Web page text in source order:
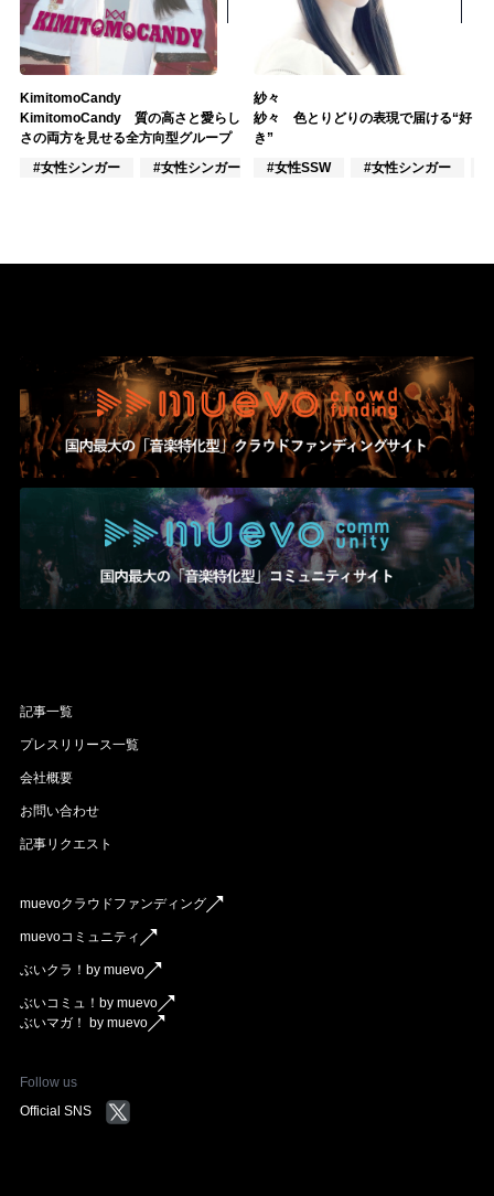
KimitomoCandy
KimitomoCandy 質の高さと愛らし
さの両方を見せる全方向型グループ
#女性シンガー
#女性シンガーグループ #インディーズ
紗々
紗々 色とりどりの表現で届ける“好
き”
#女性SSW
#女性シンガー
記事一覧
プレスリリース一覧
会社概要
お問い合わせ
記事リクエスト
muevoクラウドファンディング
muevoコミュニティ
ぶいクラ！by muevo
ぶいコミュ！by muevo
ぶいマガ！ by muevo
Follow us
Official SNS